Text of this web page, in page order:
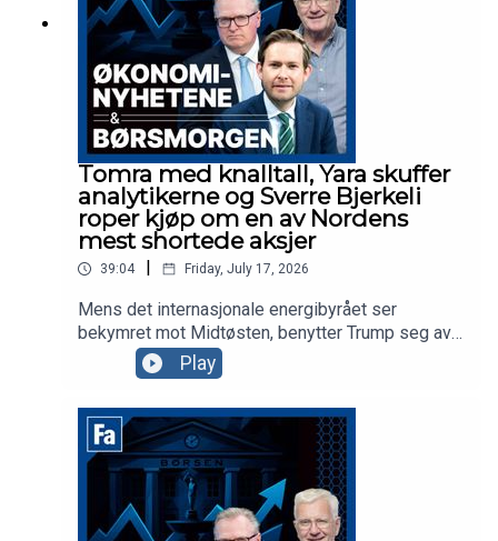
Tomra med knalltall, Yara skuffer
analytikerne og Sverre Bjerkeli
roper kjøp om en av Nordens
mest shortede aksjer
39:04 Friday, July 17, 2026
Mens det internasjonale energibyrået ser
bekymret mot Midtøsten, benytter Trump seg av
den beste sendetid til å anklage Kina for
valgresultatet i 2020. Ellers har vi
finansdirektøren i Yara og Tomra-sjefen med oss
for å snakke om ferske tall, mens vi snakker om
markedet og porteføljen til Sverre Bjerkeli i Hvaler
Invest.
Play